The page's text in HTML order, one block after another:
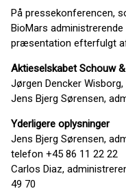
På pressekonferencen,
BioMars
præsentation efterfulgt
Aktieselskabet Schouw
Jørgen Dencker
Jens Bjerg Sørensen,
Yderligere oplysninger
Jens Bjerg Sørensen,
telefon +45 86 11 22 22
Carlos Diaz,
49 70